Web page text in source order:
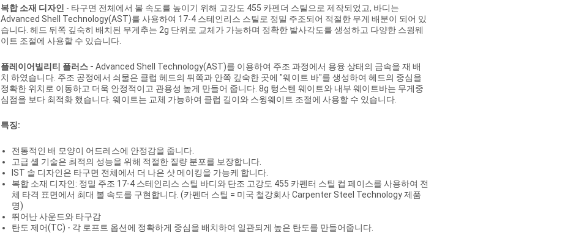
복합 소재 디자인 - 타구면 전체에서 볼 속도를 높이기 위해 고강도 455 카펜더 스틸으로 제작되었고, 바디는
Advanced Shell Technology(AST)를 사용하여 17-4 스테인리스 스틸로 정밀 주조되어 적절한 무게 배분이 되어 있
습니다. 헤드 뒤쪽 깊숙히 배치된 무게추는 2g 단위로 교체가 가능하며 정확한 발사각도를 생성하고 다양한 스윙웨
이트 조절에 사용할 수 있습니다.
플레이어빌리티 플러스 - Advanced Shell Technology(AST)를 이용하여 주조 과정에서 용융 상태의 금속을 재 배
치 하였습니다. 주조 공정에서 쇠물은 클럽 헤드의 뒤쪽과 안쪽 깊숙한 곳에 "웨이트 바"를 생성하여 헤드의 중심을
정확한 위치로 이동하고 더욱 안정적이고 관용성 높게 만들어 줍니다. 8g 텅스텐 웨이트와 내부 웨이트바는 무게중
심점을 보다 최적화 했습니다. 웨이트는 교체 가능하여 클럽 길이와 스윙웨이트 조절에 사용할 수 있습니다.
특징:
전통적인 배 모양이 어드레스에 안정감을 줍니다.
고급 셸 기술은 최적의 성능을 위해 적절한 질량 분포를 보장합니다.
IST 솔 디자인은 타구면 전체에서 더 나은 샷 메이킹을 가능케 합니다.
복합 소재 디자인: 정밀 주조 17-4 스테인리스 스틸 바디와 단조 고강도 455 카펜터 스틸 컵 페이스를 사용하여 전
체 타격 표면에서 최대 볼 속도를 구현합니다. (카펜더 스틸 = 미국 철강회사 Carpenter Steel Technology 제품
명)
뛰어난 사운드와 타구감
탄도 제어(TC) - 각 로프트 옵션에 정확하게 중심을 배치하여 일관되게 높은 탄도를 만들어줍니다.